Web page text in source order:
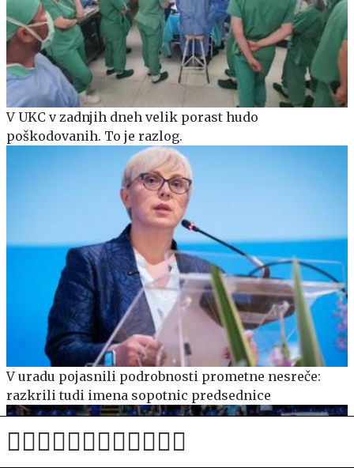
V UKC v zadnjih dneh velik porast hudo
poškodovanih. To je razlog.
V uradu pojasnili podrobnosti prometne nesreče:
razkrili tudi imena sopotnic predsednice